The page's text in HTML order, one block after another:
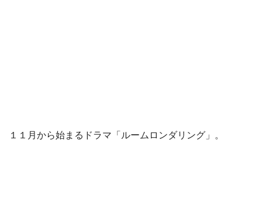
１１月から始まるドラマ「ルームロンダリング」。